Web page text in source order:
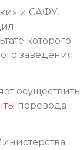
и САФУ.
которого
заведения
осуществить
перевода